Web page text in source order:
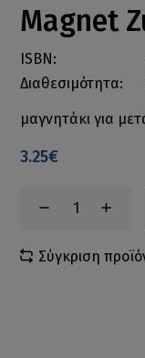
Magnet
ISBN:
Διαθεσιμότητα:
μαγνητάκι για
3.25€
Σύγκριση